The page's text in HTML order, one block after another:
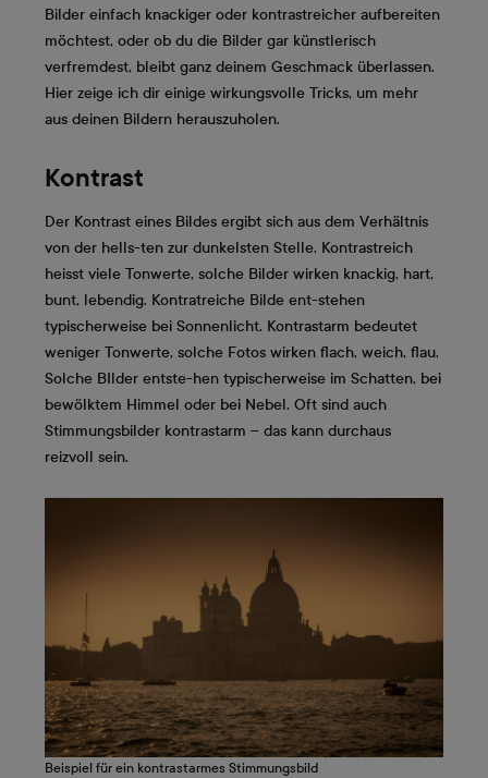
Bilder einfach knackiger oder kontrastreicher aufbereiten
möchtest, oder ob du die Bilder gar künstlerisch
verfremdest, bleibt ganz deinem Geschmack überlassen.
Hier zeige ich dir einige wirkungsvolle Tricks, um mehr
aus deinen Bildern herauszuholen.
Kontrast
Der Kontrast eines Bildes ergibt sich aus dem Verhältnis
von der hells-ten zur dunkelsten Stelle. Kontrastreich
heisst viele Tonwerte, solche Bilder wirken knackig, hart,
bunt, lebendig. Kontratreiche Bilde ent-stehen
typischerweise bei Sonnenlicht. Kontrastarm bedeutet
weniger Tonwerte, solche Fotos wirken flach, weich, flau.
Solche BIlder entste-hen typischerweise im Schatten, bei
bewölktem Himmel oder bei Nebel. Oft sind auch
Stimmungsbilder kontrastarm – das kann durchaus
reizvoll sein.
Beispiel für ein kontrastarmes Stimmungsbild